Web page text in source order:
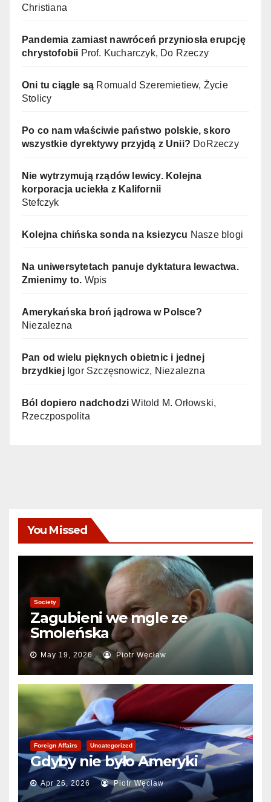
Christiana
Pandemia zamiast nawróceń przyniosła erupcję
chrystofobii Prof. Kucharczyk, Do Rzeczy
Oni tu ciągle są Romuald Szeremietiew, Życie
Stolicy
Po co nam właściwie państwo polskie, skoro
wszystkie dyrektywy przyjdą z Unii? DoRzeczy
Nie wytrzymują rządów lewicy. Kolejna
korporacja uciekła z Kalifornii
Stefczyk
Kolejna chińska sonda na ksiezycu Nasze blogi
Na uniwersytetach panuje dyktatura lewactwa.
Zmienimy to. Wpis
Amerykańska broń jądrowa w Polsce?
Niezalezna
Pan od wielu pięknych obietnic i jednej
brzydkiejIgor Szczęsnowicz, Niezalezna
Ból dopiero nadchodzi Witold M. Orłowski,
Rzeczpospolita
You Missed
Society
Zagubieni we mgle ze
Smoleńska
May 19, 2026 Piotr Węcław
Foreign Affairs Uncategorized
Gdyby nie było Ameryki
Apr 26, 2026 Piotr Węcław